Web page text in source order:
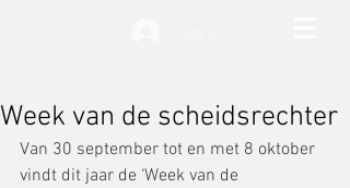
Week van de scheidsrechter
Van 30 september tot en met 8 oktober
vindt dit jaar de ‘Week van de